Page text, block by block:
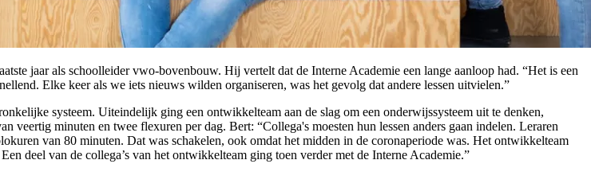
jaar als schoolleider vwo-bovenbouw. Hij vertelt dat de Interne Academie een lange aanloop had. “Het is een
Elke keer als we iets nieuws wilden organiseren, was het gevolg dat andere lessen uitvielen.”
systeem. Uiteindelijk ging een ontwikkelteam aan de slag om een onderwijssysteem uit te denken,
minuten en twee flexuren per dag. Bert: “Collega's moesten hun lessen anders gaan indelen. Leraren
van 80 minuten. Dat was schakelen, ook omdat het midden in de coronaperiode was. Het ontwikkelteam
deel van de collega’s van het ontwikkelteam ging toen verder met de Interne Academie.”